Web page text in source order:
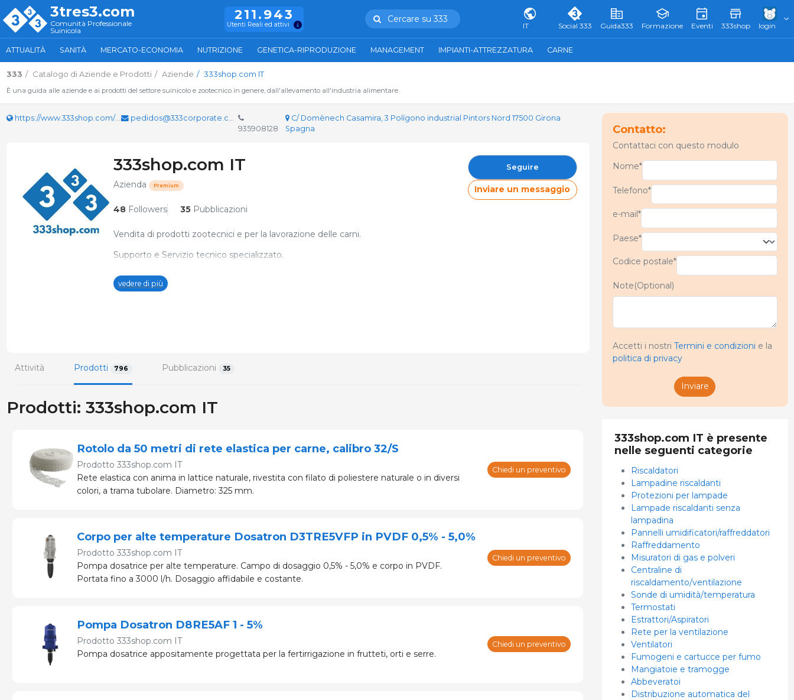
3tres3.com
Comunità Professionale
Suinicola
211.943
Utenti Reali ed attivi
Cercare su 333
IT Social 333 Guida333 Formazione Eventi 333shop login
ATTUALITÀ SANITÀ MERCATO-ECONOMIA NUTRIZIONE GENETICA-RIPRODUZIONE MANAGEMENT IMPIANTI-ATTREZZATURA CARNE
333 Catalogo di Aziende e Prodotti Aziende 333shop.com IT
È una guida alle aziende e ai prodotti del settore suinicolo e zootecnico in genere, dall'allevamento all'industria alimentare.
https://www.333shop.com/it/
pedidos@333corporate.com
935908128
C/ Domènech Casamira, 3 Polígono industrial Pintors Nord 17500 Girona
Spagna
333shop.com IT
Azienda Premium
48Followers 35Pubblicazioni
Vendita di prodotti zootecnici e per la lavorazione delle carni.
Supporto e Servizio tecnico specializzato.
Il negozio specializzato in suinicoltura. Oltre 120 marchi e fabbricanti
vedere di più
Seguire
Inviare un messaggio
Attività Prodotti 796 Pubblicazioni 35
Prodotti: 333shop.com IT
Rotolo da 50 metri di rete elastica per carne, calibro 32/S
Prodotto 333shop.com IT
Rete elastica con anima in lattice naturale, rivestita con filato di poliestere naturale o in diversi
colori, a trama tubolare. Diametro: 325 mm.
Chiedi un preventivo
Corpo per alte temperature Dosatron D3TRE5VFP in PVDF 0,5% - 5,0%
Prodotto 333shop.com IT
Pompa dosatrice per alte temperature. Campo di dosaggio 0,5% - 5,0% e corpo in PVDF.
Portata fino a 3000 l/h. Dosaggio affidabile e costante.
Chiedi un preventivo
Pompa Dosatron D8RE5AF 1 - 5%
Prodotto 333shop.com IT
Pompa dosatrice appositamente progettata per la fertirrigazione in frutteti, orti e serre.
Chiedi un preventivo
Contatto:
Contattaci con questo modulo
Nome*
Telefono*
e-mail*
Paese*
Codice postale*
Note(Optional)
Accetti i nostri Termini e condizioni e la
politica di privacy
Inviare
333shop.com IT è presente
nelle seguenti categorie
Riscaldatori
Lampadine riscaldanti
Protezioni per lampade
Lampade riscaldanti senza
lampadina
Pannelli umidificatori/raffreddatori
Raffreddamento
Misuratori di gas e polveri
Centraline di
riscaldamento/ventilazione
Sonde di umidità/temperatura
Termostati
Estrattori/Aspiratori
Rete per la ventilazione
Ventilatori
Fumogeni e cartucce per fumo
Mangiatoie e tramogge
Abbeveratoi
Distribuzione automatica del